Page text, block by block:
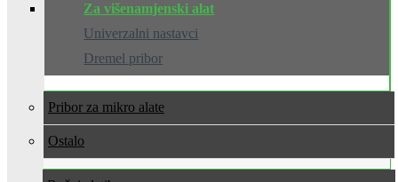
Za višenamjenski alat
Univerzalni nastavci
Dremel pribor
Pribor za mikro alate
Ostalo